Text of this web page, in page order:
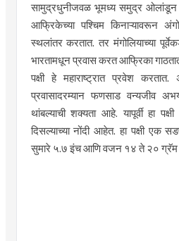
सामुद्रधुनीजवळ भूमध्य समुद्र ओलांडून
आफ्रिकेच्या पश्चिम किनाऱ्यावरून
स्थलांतर करतात. तर मंगोलियाच्या
भारतामधून प्रवास करत आफ्रिका
पक्षी हे महाराष्ट्रात प्रवेश
प्रवासादरम्यान फणसाड वन्यजीव
थांबल्याची शक्यता आहे. यापूर्वी हा
दिसल्याच्या नोंदी आहेत. हा पक्षी एक
सुमारे ५.७ इंच आणि वजन १४ ते २०